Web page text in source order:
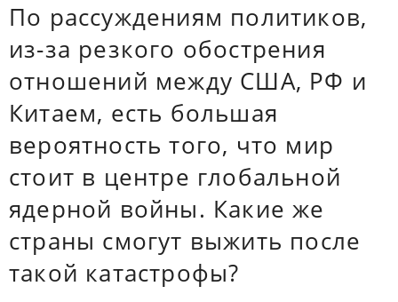
По рассуждениям политиков,
из-за резкого обострения
отношений между США, РФ и
Китаем, есть большая
вероятность того, что мир
стоит в центре глобальной
ядерной войны. Какие же
страны смогут выжить после
такой катастрофы?